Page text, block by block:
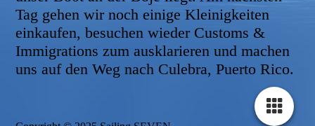
Tag gehen wir noch einige Kleinigkeiten
einkaufen, besuchen wieder Customs &
Immigrations zum ausklarieren und machen
uns auf den Weg nach Culebra, Puerto Rico.